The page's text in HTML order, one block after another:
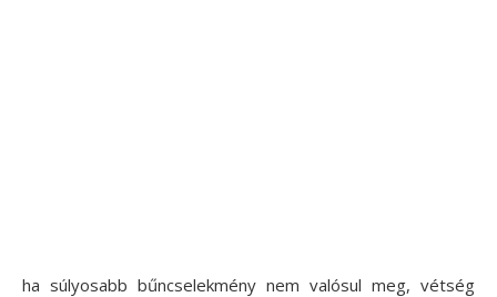
ha súlyosabb bűncselekmény nem valósul meg, vétség